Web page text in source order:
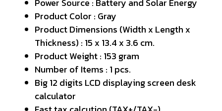
Power Source : Battery and Solar Energy
Product Color : Gray
Product Dimensions (Width x Length x
Thickness) : 15 x 13.4 x 3.6 cm.
Product Weight : 153 gram
Number of Items : 1 pcs.
Big 12 digits LCD displaying screen desk
calculator